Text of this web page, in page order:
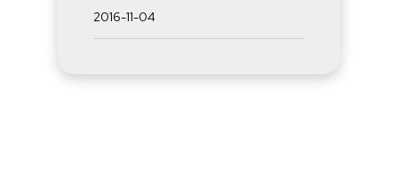
2016-11-04